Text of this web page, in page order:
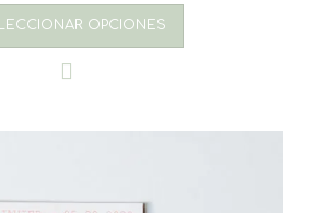
OPCIONES